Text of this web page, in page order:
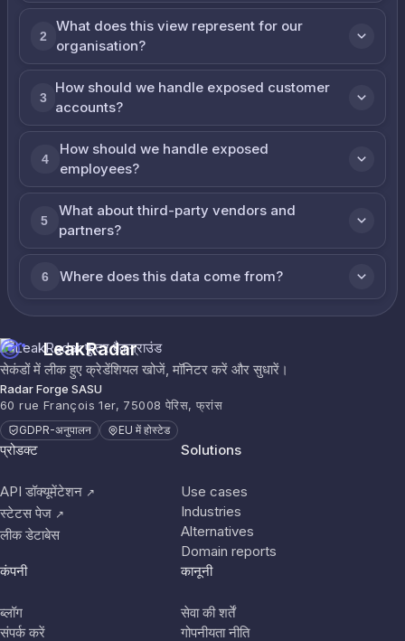
2
What does this view represent for our
organisation?
3
How should we handle exposed customer
accounts?
4
How should we handle exposed
employees?
5
What about third-party vendors and
partners?
6 Where does this data come from?
LeakRadar
सेकंडों में लीक हुए क्रेडेंशियल खोजें, मॉनिटर करें और सुधारें।
Radar Forge SASU
60 rue François 1er, 75008 पेरिस, फ्रांस
GDPR-अनुपालन EU में होस्टेड
प्रोडक्ट
API डॉक्यूमेंटेशन ↗
स्टेटस पेज ↗
लीक डेटाबेस
Solutions
Use cases
Industries
Alternatives
Domain reports
कंपनी
ब्लॉग
संपर्क करें
कानूनी
सेवा की शर्तें
गोपनीयता नीति